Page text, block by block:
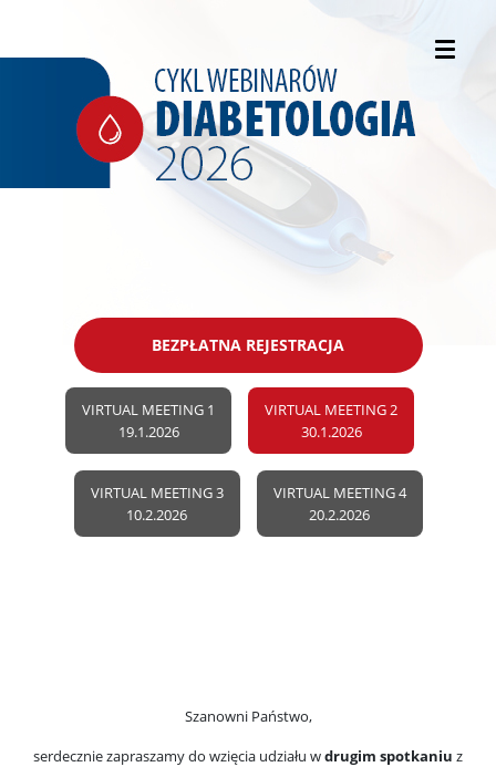
BEZPŁATNA REJESTRACJA
VIRTUAL MEETING 1
19.1.2026
VIRTUAL MEETING 2
30.1.2026
VIRTUAL MEETING 3
10.2.2026
VIRTUAL MEETING 4
20.2.2026
Szanowni Państwo,
serdecznie zapraszamy do wzięcia udziału wdrugim spotkaniu z